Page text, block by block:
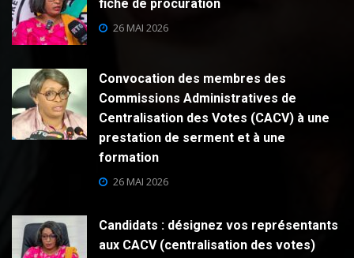
fiche de procuration
26 MAI 2026
Convocation des membres des
Commissions Administratives de
Centralisation des Votes (CACV) à une
prestation de serment et à une
formation
26 MAI 2026
Candidats : désignez vos représentants
aux CACV (centralisation des votes)